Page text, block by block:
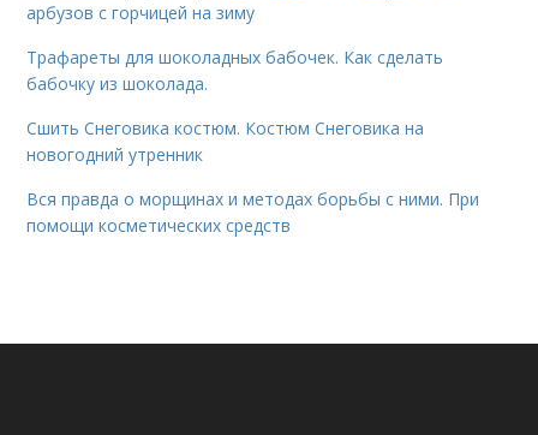
арбузов с горчицей на зиму
Трафареты для шоколадных бабочек. Как сделать
бабочку из шоколада.
Сшить Снеговика костюм. Костюм Снеговика на
новогодний утренник
Вся правда о морщинах и методах борьбы с ними. При
помощи косметических средств